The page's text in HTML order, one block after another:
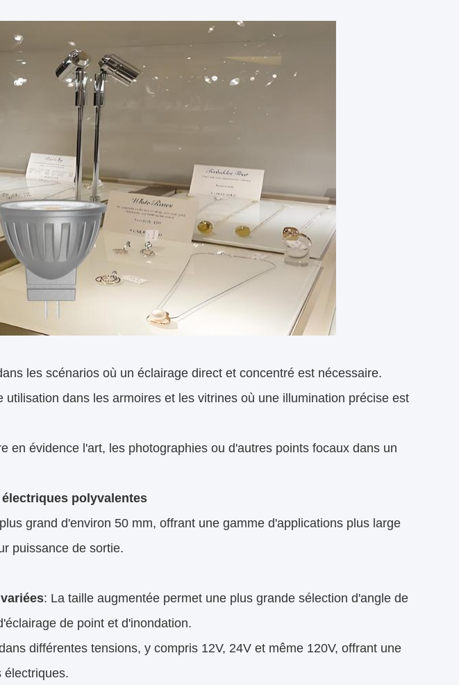
les scénarios où un éclairage direct et concentré est nécessaire.
utilisation dans les armoires et les vitrines où une illumination précise est
en évidence l'art, les photographies ou d'autres points focaux dans un
polyvalentes
grand d'environ 50 mm, offrant une gamme d'applications plus large
puissance de sortie.
: La taille augmentée permet une plus grande sélection d'angle de
de point et d'inondation.
différentes tensions, y compris 12V, 24V et même 120V, offrant une
électriques.